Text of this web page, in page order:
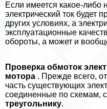
Если имеется какое-либо
электрический ток будет
других условиях, а
эксплуатационные
обороты, а может и
Проверка обмоток
мотора . Прежде всего,
часть существующих
соединенные по схемам,
треугольнику.